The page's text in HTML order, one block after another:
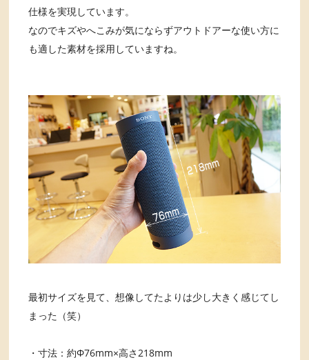
仕様を実現しています。
なのでキズやへこみが気にならずアウトドアーな使い方に
も適した素材を採用していますね。
最初サイズを見て、想像してたよりは少し大きく感じてし
まった（笑）
・寸法：約Φ76mm×高さ218mm